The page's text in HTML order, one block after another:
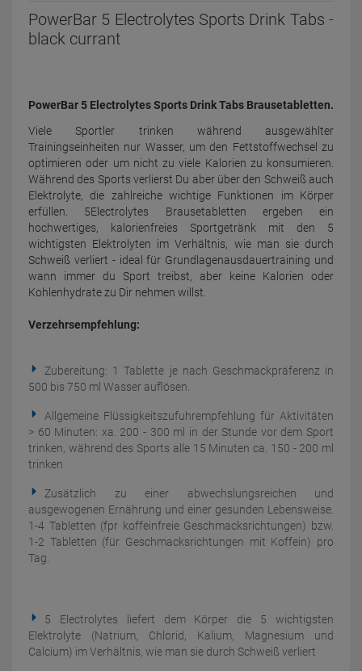
PowerBar 5 Electrolytes Sports Drink Tabs -
black currant
PowerBar 5 Electrolytes Sports Drink Tabs Brausetabletten.
Viele Sportler trinken während ausgewählter
Trainingseinheiten nur Wasser, um den Fettstoffwechsel zu
optimieren oder um nicht zu viele Kalorien zu konsumieren.
Während des Sports verlierst Du aber über den Schweiß auch
Elektrolyte, die zahlreiche wichtige Funktionen im Körper
erfüllen. 5Electrolytes Brausetabletten ergeben ein
hochwertiges, kalorienfreies Sportgetränk mit den 5
wichtigsten Elektrolyten im Verhältnis, wie man sie durch
Schweiß verliert - ideal für Grundlagenausdauertraining und
wann immer du Sport treibst, aber keine Kalorien oder
Kohlenhydrate zu Dir nehmen willst.
Verzehrsempfehlung:
Zubereitung: 1 Tablette je nach Geschmackpräferenz in
500 bis 750 ml Wasser auflösen.
Allgemeine Flüssigkeitszufuhrempfehlung für Aktivitäten
> 60 Minuten: xa. 200 - 300 ml in der Stunde vor dem Sport
trinken, während des Sports alle 15 Minuten ca. 150 - 200 ml
trinken
Zusätzlich zu einer abwechslungsreichen und
ausgewogenen Ernährung und einer gesunden Lebensweise.
1-4 Tabletten (fpr koffeinfreie Geschmacksrichtungen) bzw.
1-2 Tabletten (für Geschmacksrichtungen mit Koffein) pro
Tag.
5 Electrolytes liefert dem Körper die 5 wichtigsten
Elektrolyte (Natrium, Chlorid, Kalium, Magnesium und
Calcium) im Verhältnis, wie man sie durch Schweiß verliert